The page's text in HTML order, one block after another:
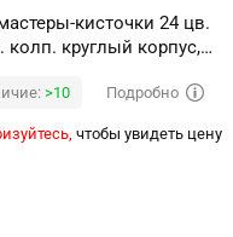
кисточки 24 цв.
колп. круглый корпус,
>10 Подробно
чтобы увидеть цену